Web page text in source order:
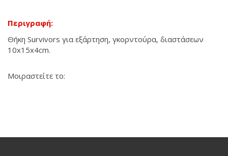
Περιγραφή:
Θήκη Survivors για εξάρτηση, γκορντούρα, διαστάσεων
10x15x4cm.
Μοιραστείτε το: